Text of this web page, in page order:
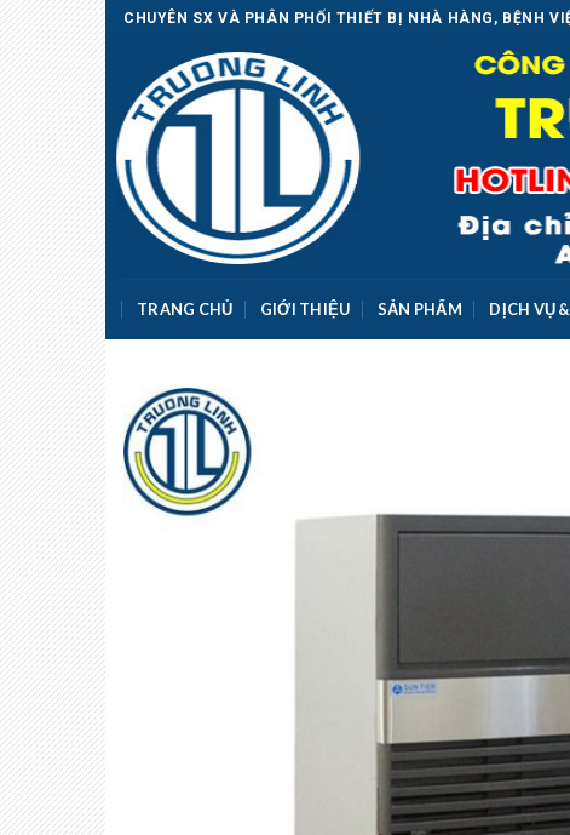
Skip
to
content
CHUYÊN SX VÀ PHÂN PHỐI THIẾT BỊ NHÀ HÀNG, BỆNH
TRANG CHỦ GIỚI THIỆU SẢN PHẨM DỊCH VỤ